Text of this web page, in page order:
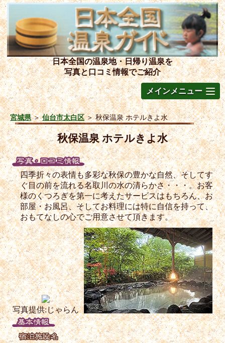
日本全国の温泉地・日帰り温泉を
写真と口コミ情報でご紹介
メインメニュー
宮城県＞仙台市太白区＞秋保温泉 ホテルきよ水
秋保温泉 ホテルきよ水
四季折々の表情も多彩な秋保の豊かな自然、そしてす
ぐ目の前を流れる名取川の水の清らかさ・・・。お客
様のくつろぎを第一に考えたサービスはもちろん、お
部屋・お風呂、そしてお料理には特に自信を持って、
おもてなしの心でご用意させて頂きます。
写真提供:じゃらん